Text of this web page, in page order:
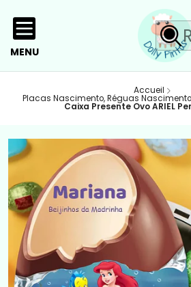
MENU
Accueil
Placas Nascimento, Réguas
Caixa Presente Ovo ARIEL